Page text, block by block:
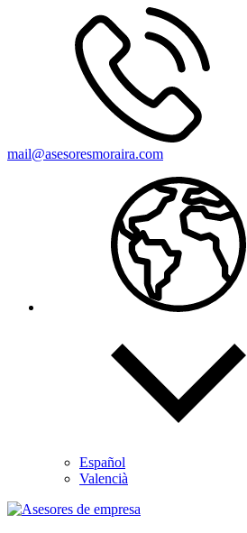
mail@asesoresmoraira.com
Español
Valencià